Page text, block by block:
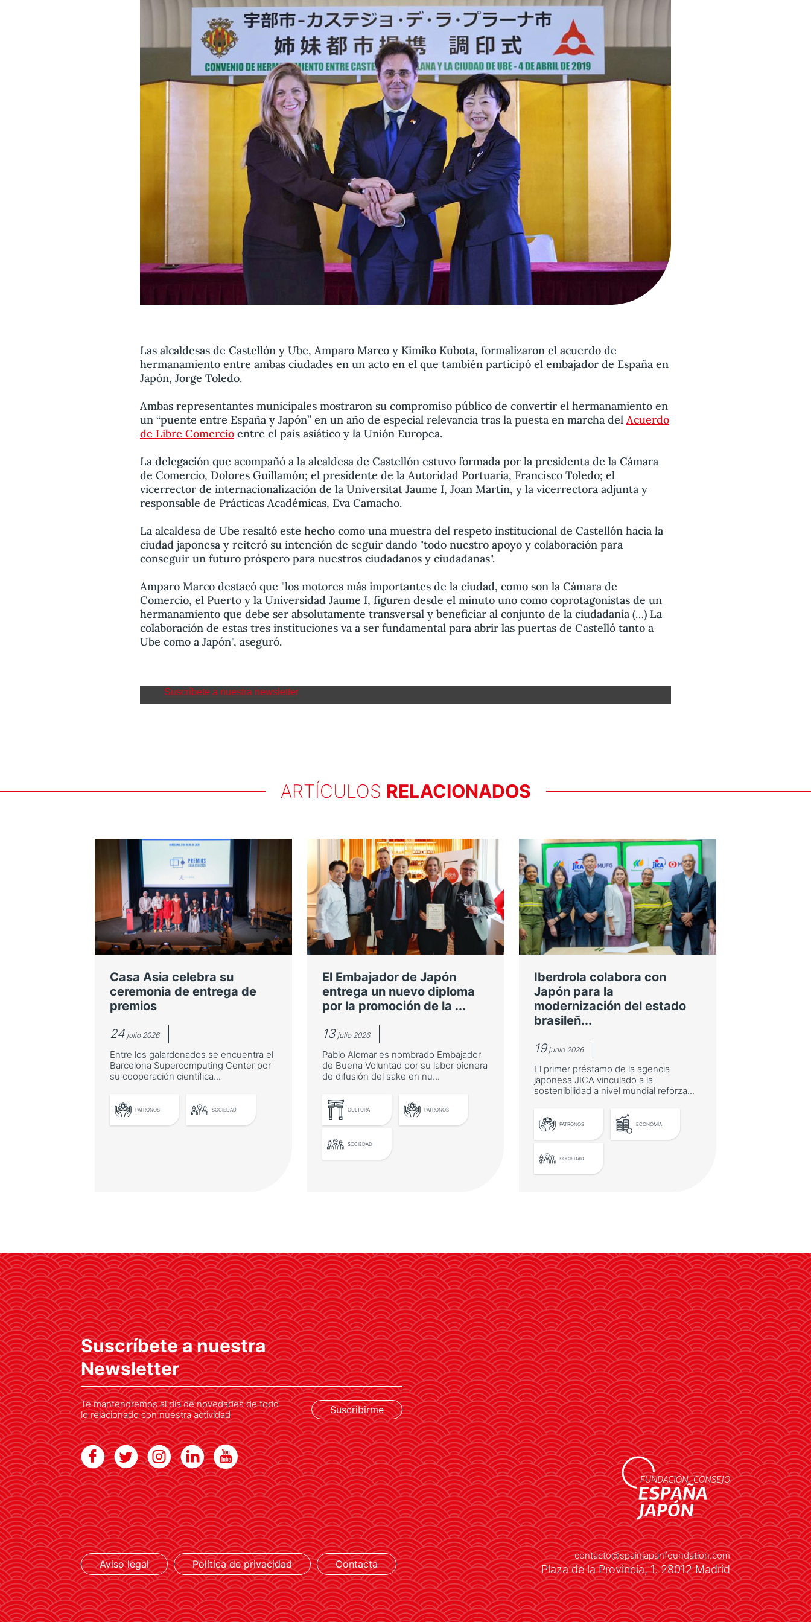
Las alcaldesas de Castellón y Ube, Amparo Marco y Kimiko Kubota, formalizaron el acuerdo de
hermanamiento entre ambas ciudades en un acto en el que también participó el embajador de España en
Japón, Jorge Toledo.
Ambas representantes municipales mostraron su compromiso público de convertir el hermanamiento en
un “puente entre España y Japón” en un año de especial relevancia tras la puesta en marcha del Acuerdo
de Libre Comercio entre el país asiático y la Unión Europea.
La delegación que acompañó a la alcaldesa de Castellón estuvo formada por la presidenta de la Cámara
de Comercio, Dolores Guillamón; el presidente de la Autoridad Portuaria, Francisco Toledo; el
vicerrector de internacionalización de la Universitat Jaume I, Joan Martín, y la vicerrectora adjunta y
responsable de Prácticas Académicas, Eva Camacho.
La alcaldesa de Ube resaltó este hecho como una muestra del respeto institucional de Castellón hacia la
ciudad japonesa y reiteró su intención de seguir dando "todo nuestro apoyo y colaboración para
conseguir un futuro próspero para nuestros ciudadanos y ciudadanas".
Amparo Marco destacó que "los motores más importantes de la ciudad, como son la Cámara de
Comercio, el Puerto y la Universidad Jaume I, figuren desde el minuto uno como coprotagonistas de un
hermanamiento que debe ser absolutamente transversal y beneficiar al conjunto de la ciudadanía (…) La
colaboración de estas tres instituciones va a ser fundamental para abrir las puertas de Castelló tanto a
Ube como a Japón", aseguró.
Suscríbete a nuestra newsletter
ARTÍCULOS RELACIONADOS
Casa Asia celebra su
ceremonia de entrega de
premios
24 julio 2026
Entre los galardonados se encuentra el
Barcelona Supercomputing Center por
su cooperación científica...
PATRONOS SOCIEDAD
premios
Entre los galardonados se
encuentra el Barcelona
Supercomputing Center por su
cooperación científica con Japón
LEER MÁS
El Embajador de Japón
entrega un nuevo diploma
por la promoción de la ...
13julio 2026
Pablo Alomar es nombrado Embajador
de Buena Voluntad por su labor pionera
de difusión del sake en nu...
CULTURA PATRONOS
SOCIEDAD
por la promoción de la
gastronomía japonesa
Pablo Alomar es nombrado
Embajador de Buena Voluntad por
su labor pionera de difusión del
sake en nuestro país
LEER MÁS
Iberdrola colabora con
Japón para la
modernización del estado
brasileñ...
19junio 2026
El primer préstamo de la agencia
japonesa JICA vinculado a la
sostenibilidad a nivel mundial reforza...
PATRONOS ECONOMÍA
SOCIEDAD
modernización del estado
brasileño de Bahía
El primer préstamo de la agencia
japonesa JICA vinculado a la
sostenibilidad a nivel mundial
reforzará el suministro eléctrico en
el estado
LEER MÁS
Suscríbete a nuestra
Newsletter
Te mantendremos al día de novedades de todo
lo relacionado con nuestra actividad
Suscribirme
Aviso legal Política de privacidad Contacta
contacto@spainjapanfoundation.com
Plaza de la Provincia, 1. 28012 Madrid